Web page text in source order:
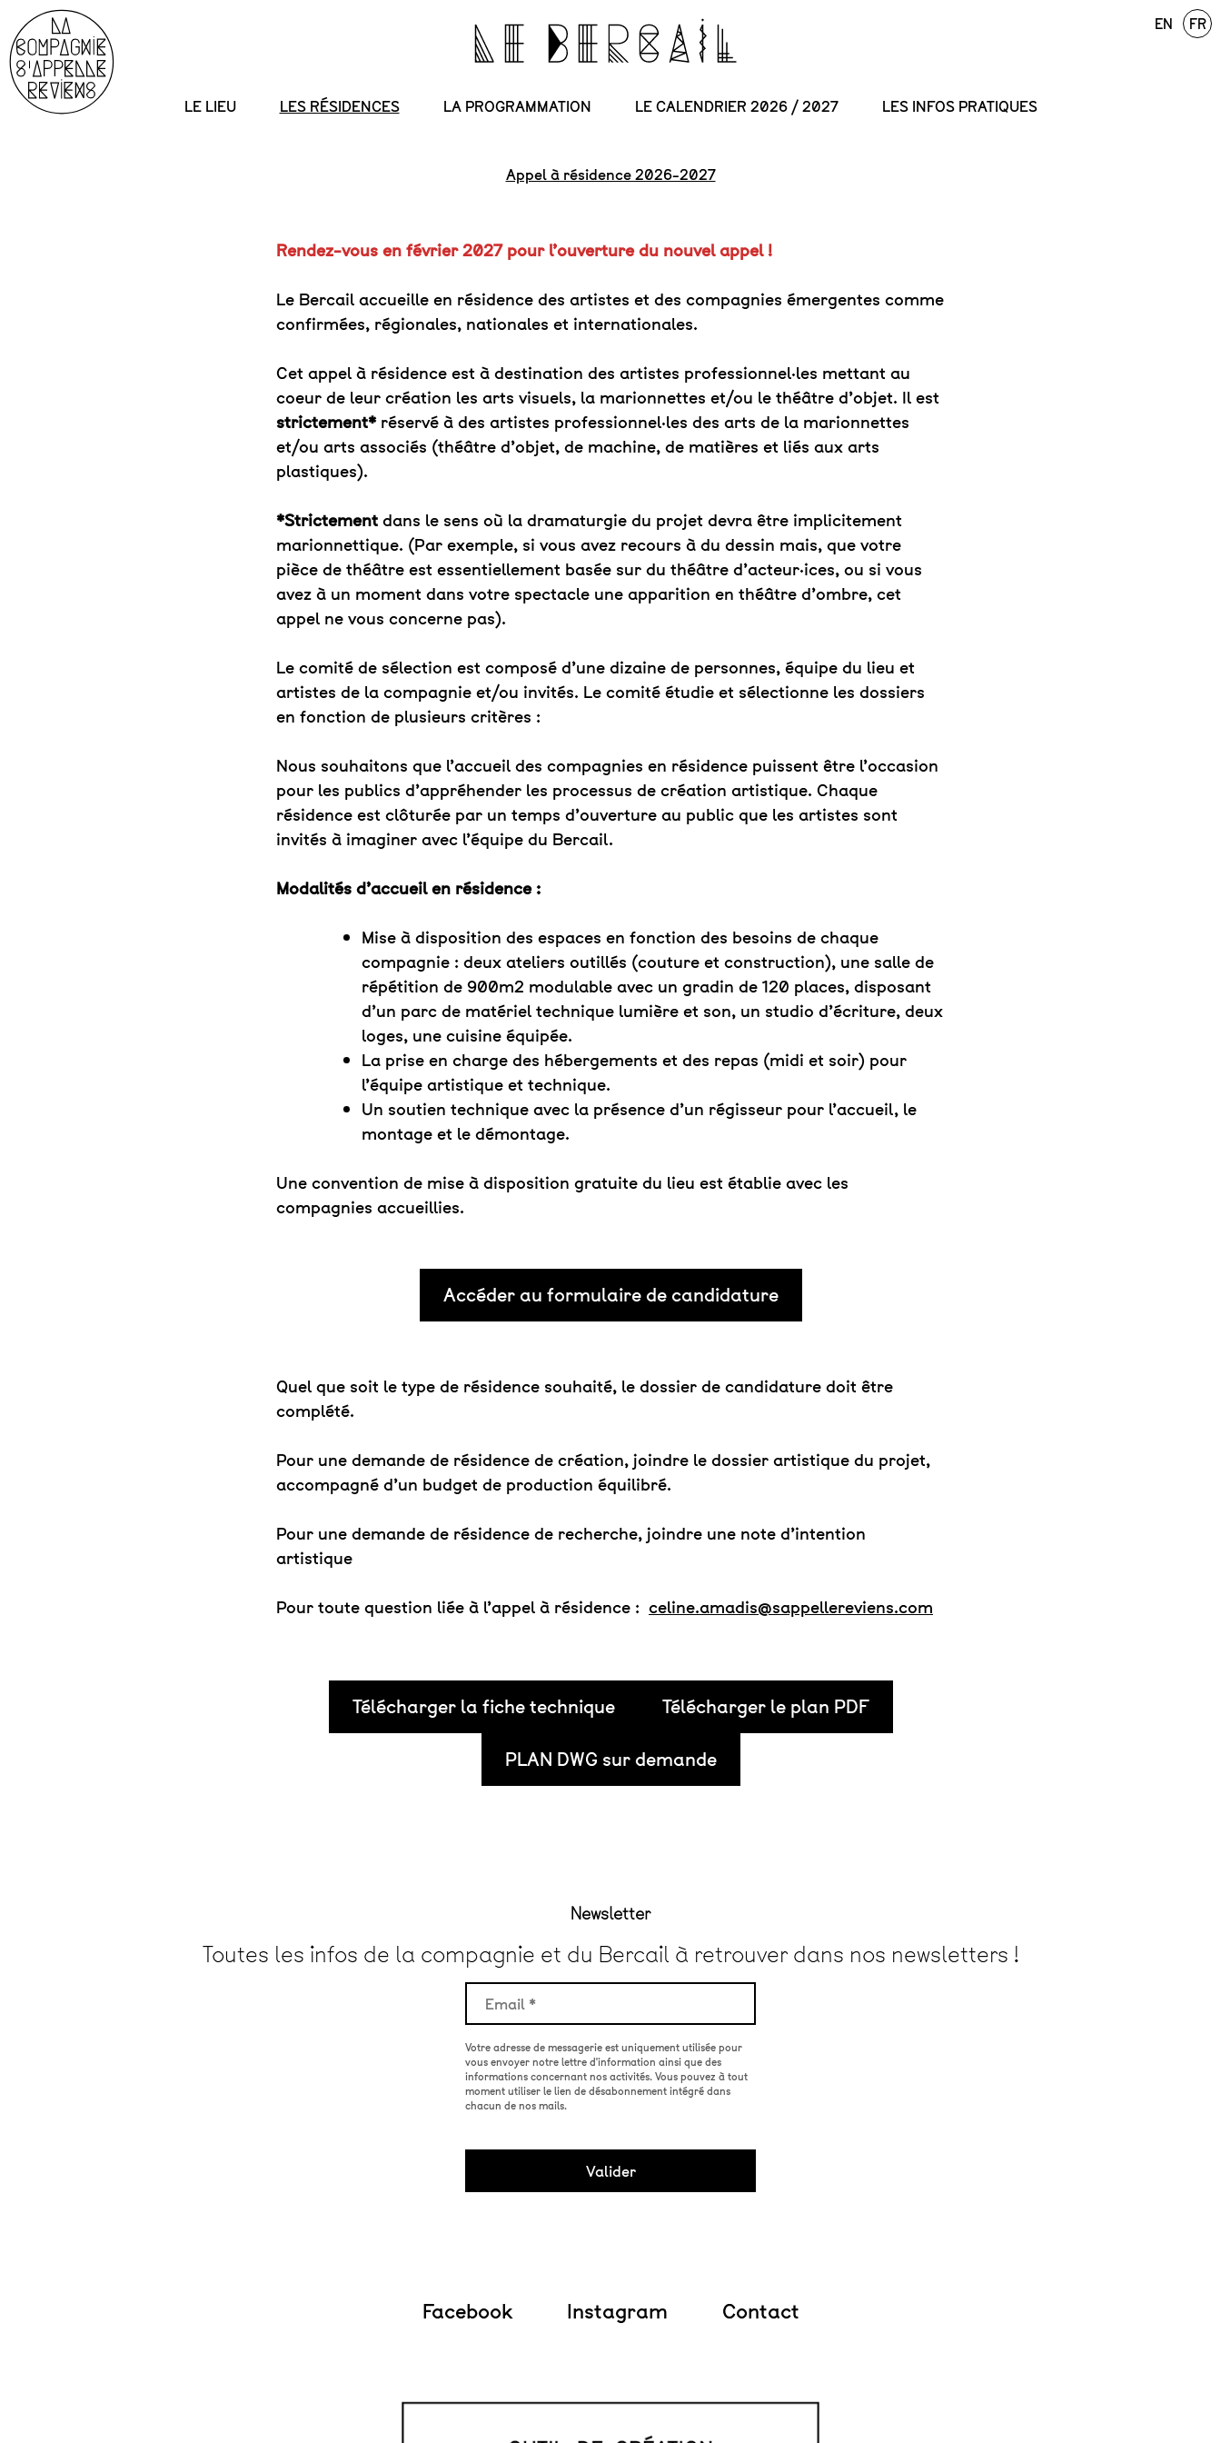
EN FR
LE LIEU LES RÉSIDENCES LA PROGRAMMATION LE CALENDRIER 2026 / 2027 LES INFOS PRATIQUES
Appel à résidence 2026-2027
Rendez-vous en février 2027 pour l’ouverture du nouvel appel !
Le Bercail accueille en résidence des artistes et des compagnies émergentes comme
confirmées, régionales, nationales et internationales.
Cet appel à résidence est à destination des artistes professionnel·les mettant au
coeur de leur création les arts visuels, la marionnettes et/ou le théâtre d’objet. Il est
strictement* réservé à des artistes professionnel·les des arts de la marionnettes
et/ou arts associés (théâtre d’objet, de machine, de matières et liés aux arts
plastiques).
*Strictementdans le sens où la dramaturgie du projet devra être implicitement
marionnettique. (Par exemple, si vous avez recours à du dessin mais, que votre
pièce de théâtre est essentiellement basée sur du théâtre d’acteur·ices, ou si vous
avez à un moment dans votre spectacle une apparition en théâtre d’ombre, cet
appel ne vous concerne pas).
Le comité de sélection est composé d’une dizaine de personnes, équipe du lieu et
artistes de la compagnie et/ou invités. Le comité étudie et sélectionne les dossiers
en fonction de plusieurs critères :
Nous souhaitons que l’accueil des compagnies en résidence puissent être l’occasion
pour les publics d’appréhender les processus de création artistique. Chaque
résidence est clôturée par un temps d’ouverture au public que les artistes sont
invités à imaginer avec l’équipe du Bercail.
Modalités d’accueil en résidence :
Mise à disposition des espaces en fonction des besoins de chaque
compagnie : deux ateliers outillés (couture et construction), une salle de
répétition de 900m2 modulable avec un gradin de 120 places, disposant
d’un parc de matériel technique lumière et son, un studio d’écriture, deux
loges, une cuisine équipée.
La prise en charge des hébergements et des repas (midi et soir) pour
l’équipe artistique et technique.
Un soutien technique avec la présence d’un régisseur pour l’accueil, le
montage et le démontage.
Une convention de mise à disposition gratuite du lieu est établie avec les
compagnies accueillies.
Accéder au formulaire de candidature
Quel que soit le type de résidence souhaité, le dossier de candidature doit être
complété.
Pour une demande de résidence de création, joindre le dossier artistique du projet,
accompagné d’un budget de production équilibré.
Pour une demande de résidence de recherche, joindre une note d’intention
artistique
Pour toute question liée à l’appel à résidence : celine.amadis@sappellereviens.com
Télécharger la fiche technique
Télécharger le plan PDF
PLAN DWG sur demande
Newsletter
Toutes les infos de la compagnie et du Bercail à retrouver dans nos newsletters !
Votre adresse de messagerie est uniquement utilisée pour
vous envoyer notre lettre d'information ainsi que des
informations concernant nos activités. Vous pouvez à tout
moment utiliser le lien de désabonnement intégré dans
chacun de nos mails.
Facebook Instagram Contact